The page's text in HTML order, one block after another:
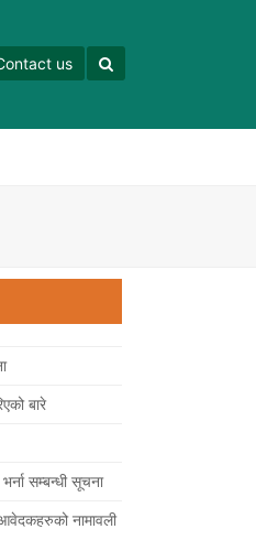
us
बारे
सम्बन्धी सूचना
नामावली